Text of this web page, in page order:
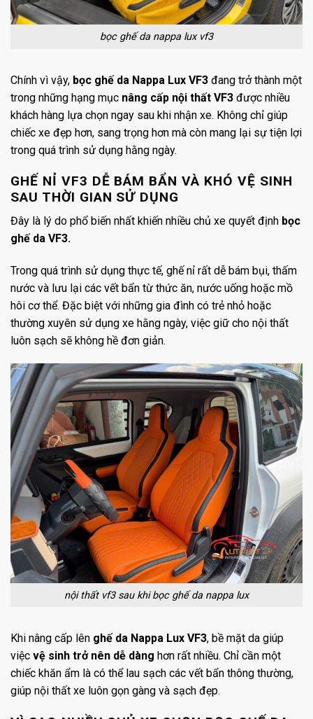
bọc ghế da nappa lux vf3
Chính vì vậy, bọc ghế da Nappa Lux VF3 đang trở thành một
trong những hạng mục nâng cấp nội thất VF3 được nhiều
khách hàng lựa chọn ngay sau khi nhận xe. Không chỉ giúp
chiếc xe đẹp hơn, sang trọng hơn mà còn mang lại sự tiện lợi
trong quá trình sử dụng hằng ngày.
GHẾ NỈ VF3 DỄ BÁM BẨN VÀ KHÓ VỆ SINH
SAU THỜI GIAN SỬ DỤNG
Đây là lý do phổ biến nhất khiến nhiều chủ xe quyết định bọc
ghế da VF3.
Trong quá trình sử dụng thực tế, ghế nỉ rất dễ bám bụi, thấm
nước và lưu lại các vết bẩn từ thức ăn, nước uống hoặc mồ
hôi cơ thể. Đặc biệt với những gia đình có trẻ nhỏ hoặc
thường xuyên sử dụng xe hằng ngày, việc giữ cho nội thất
luôn sạch sẽ không hề đơn giản.
nội thất vf3 sau khi bọc ghế da nappa lux
Khi nâng cấp lên ghế da Nappa Lux VF3, bề mặt da giúp
việc vệ sinh trở nên dễ dàng hơn rất nhiều. Chỉ cần một
chiếc khăn ẩm là có thể lau sạch các vết bẩn thông thường,
giúp nội thất xe luôn gọn gàng và sạch đẹp.